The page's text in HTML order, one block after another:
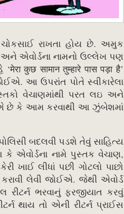
ચોકસાઈ રાખતા હોય છે. અમુક
એવોર્ડના નામનો ઉલ્લેખ પણ
कुछ सामान तुम्हारे पास पड़ा है’
આ ઉપરાંત પોતે સ્વીકારેલા
વેચાણમાંથી પરત લઇ અને
છે કે આમ કરવાથી આ ઝુંબેશમાં
બદલવી પડશે તેવું સાહિત્ય
એવોર્ડના નામે પુસ્તક વેચાણ,
ખાઈ લીધાં પછી ગોટલો પાછો
લેવી જોઈએ. જેથી એવોર્ડ
ભરવાનું ફરજીયાત કરવું
થાય તો એની રીટર્ન પ્રાઈસ